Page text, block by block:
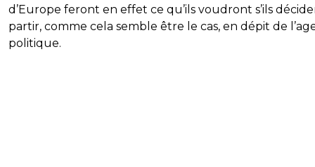
d’Europe feront en effet ce qu’ils voudront s’ils
partir, comme cela semble être le cas, en dépit de
politique.